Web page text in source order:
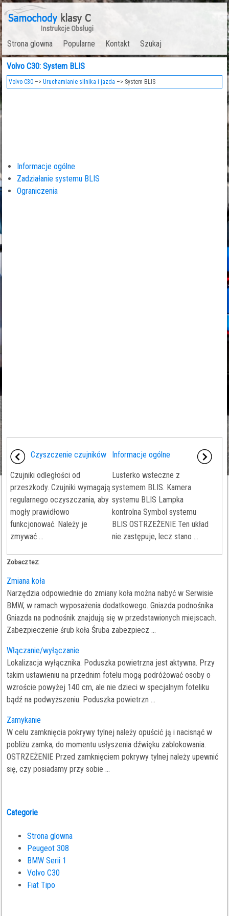
Strona glowna Popularne Kontakt Szukaj
Volvo C30: System BLIS
Volvo C30 –>Uruchamianie silnika i jazda –> System BLIS
Informacje ogólne
Zadziałanie systemu BLIS
Ograniczenia
Czyszczenie czujników
Czujniki odległości od
przeszkody. Czujniki wymagają
regularnego oczyszczania, aby
mogły prawidłowo
funkcjonować. Należy je
zmywać ...
Informacje ogólne
Lusterko wsteczne z
systemem BLIS. Kamera
systemu BLIS Lampka
kontrolna Symbol systemu
BLIS OSTRZEŻENIE Ten układ
nie zastępuje, lecz stano ...
Zobacz tez:
Zmiana koła
Narzędzia odpowiednie do zmiany koła można nabyć w Serwisie
BMW, w ramach wyposażenia dodatkowego. Gniazda podnośnika
Gniazda na podnośnik znajdują się w przedstawionych miejscach.
Zabezpieczenie śrub koła Śruba zabezpiecz ...
Włączanie/wyłączanie
Lokalizacja wyłącznika. Poduszka powietrzna jest aktywna. Przy
takim ustawieniu na przednim fotelu mogą podróżować osoby o
wzroście powyżej 140 cm, ale nie dzieci w specjalnym foteliku
bądź na podwyższeniu. Poduszka powietrzn ...
Zamykanie
W celu zamknięcia pokrywy tylnej należy opuścić ją i nacisnąć w
pobliżu zamka, do momentu usłyszenia dźwięku zablokowania.
OSTRZEŻENIE Przed zamknięciem pokrywy tylnej należy upewnić
się, czy posiadamy przy sobie ...
Categorie
Strona glowna
Peugeot 308
BMW Serii 1
Volvo C30
Fiat Tipo